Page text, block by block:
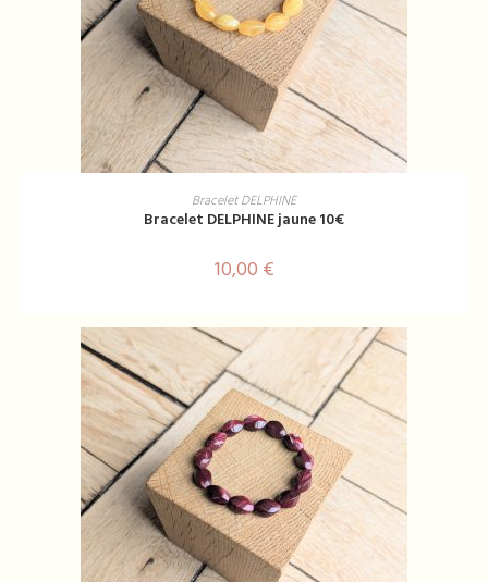
AJOUTER AU PANIER
Bracelet DELPHINE
Bracelet DELPHINE jaune 10€
10,00 €